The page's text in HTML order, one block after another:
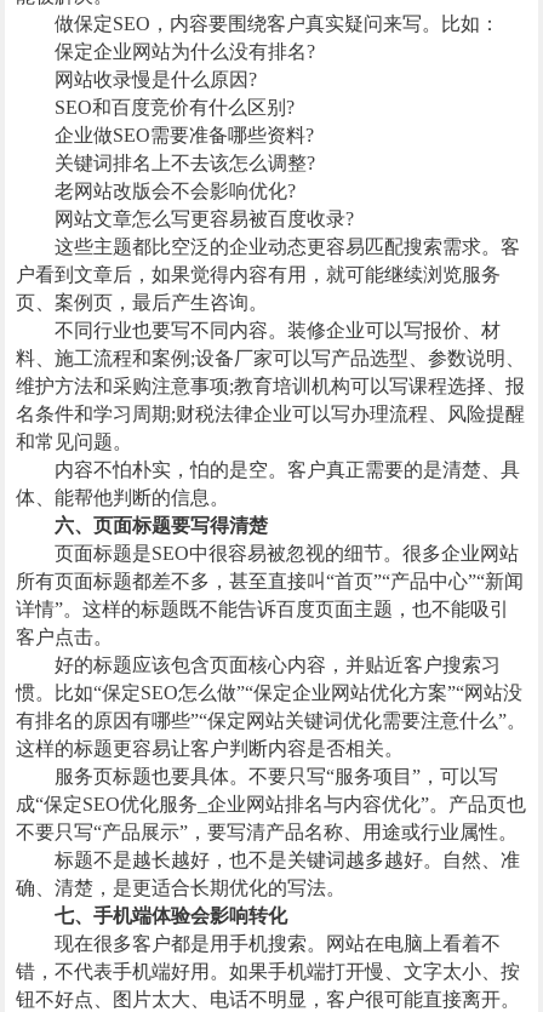
做保定SEO，内容要围绕客户真实疑问来写。比如：
保定企业网站为什么没有排名?
网站收录慢是什么原因?
SEO和百度竞价有什么区别?
企业做SEO需要准备哪些资料?
关键词排名上不去该怎么调整?
老网站改版会不会影响优化?
网站文章怎么写更容易被百度收录?
这些主题都比空泛的企业动态更容易匹配搜索需求。客
户看到文章后，如果觉得内容有用，就可能继续浏览服务
页、案例页，最后产生咨询。
不同行业也要写不同内容。装修企业可以写报价、材
料、施工流程和案例;设备厂家可以写产品选型、参数说明、
维护方法和采购注意事项;教育培训机构可以写课程选择、报
名条件和学习周期;财税法律企业可以写办理流程、风险提醒
和常见问题。
内容不怕朴实，怕的是空。客户真正需要的是清楚、具
体、能帮他判断的信息。
六、页面标题要写得清楚
页面标题是SEO中很容易被忽视的细节。很多企业网站
所有页面标题都差不多，甚至直接叫“首页”“产品中心”“新闻
详情”。这样的标题既不能告诉百度页面主题，也不能吸引
客户点击。
好的标题应该包含页面核心内容，并贴近客户搜索习
惯。比如“保定SEO怎么做”“保定企业网站优化方案”“网站没
有排名的原因有哪些”“保定网站关键词优化需要注意什么”。
这样的标题更容易让客户判断内容是否相关。
服务页标题也要具体。不要只写“服务项目”，可以写
成“保定SEO优化服务_企业网站排名与内容优化”。产品页也
不要只写“产品展示”，要写清产品名称、用途或行业属性。
标题不是越长越好，也不是关键词越多越好。自然、准
确、清楚，是更适合长期优化的写法。
七、手机端体验会影响转化
现在很多客户都是用手机搜索。网站在电脑上看着不
错，不代表手机端好用。如果手机端打开慢、文字太小、按
钮不好点、图片太大、电话不明显，客户很可能直接离开。